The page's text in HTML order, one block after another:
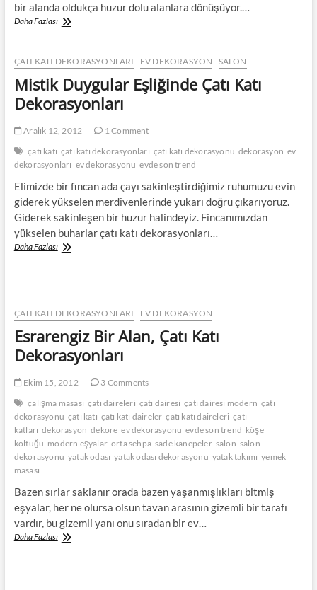
bir alanda oldukça huzur dolu alanlara dönüşüyor.…
Daha FazlasıÇatı
Odası
Dekorasyonları
ÇATI KATI DEKORASYONLARI EV DEKORASYON SALON
Mistik Duygular Eşliğinde Çatı Katı
Dekorasyonları
Aralık 12, 2012
1 Comment
çatı katı çatı katı dekorasyonları çatı katı dekorasyonu dekorasyon ev
dekorasyonları ev dekorasyonu evde son trend
Elimizde bir fincan ada çayı sakinleştirdiğimiz ruhumuzu evin
giderek yükselen merdivenlerinde yukarı doğru çıkarıyoruz.
Giderek sakinleşen bir huzur halindeyiz. Fincanımızdan
yükselen buharlar çatı katı dekorasyonları…
Daha FazlasıMistik
Dekorasyonları
ÇATI KATI DEKORASYONLARI EV DEKORASYON
Esrarengiz Bir Alan, Çatı Katı
Dekorasyonları
Ekim 15, 2012
3 Comments
çalışma masası çatı daireleri çatı dairesi çatı dairesi modern çatı
dekorasyonu çatı katı çatı katı daireler çatı katı daireleri çatı
katları dekorasyon dekore ev dekorasyonu evde son trend köşe
koltuğu modern eşyalar orta sehpa sade kanepeler salon salon
dekorasyonu yatak odası yatak odası dekorasyonu yatak takımı yemek
masası
Bazen sırlar saklanır orada bazen yaşanmışlıkları bitmiş
eşyalar, her ne olursa olsun tavan arasının gizemli bir tarafı
vardır, bu gizemli yanı onu sıradan bir ev…
Daha FazlasıEsrarengiz